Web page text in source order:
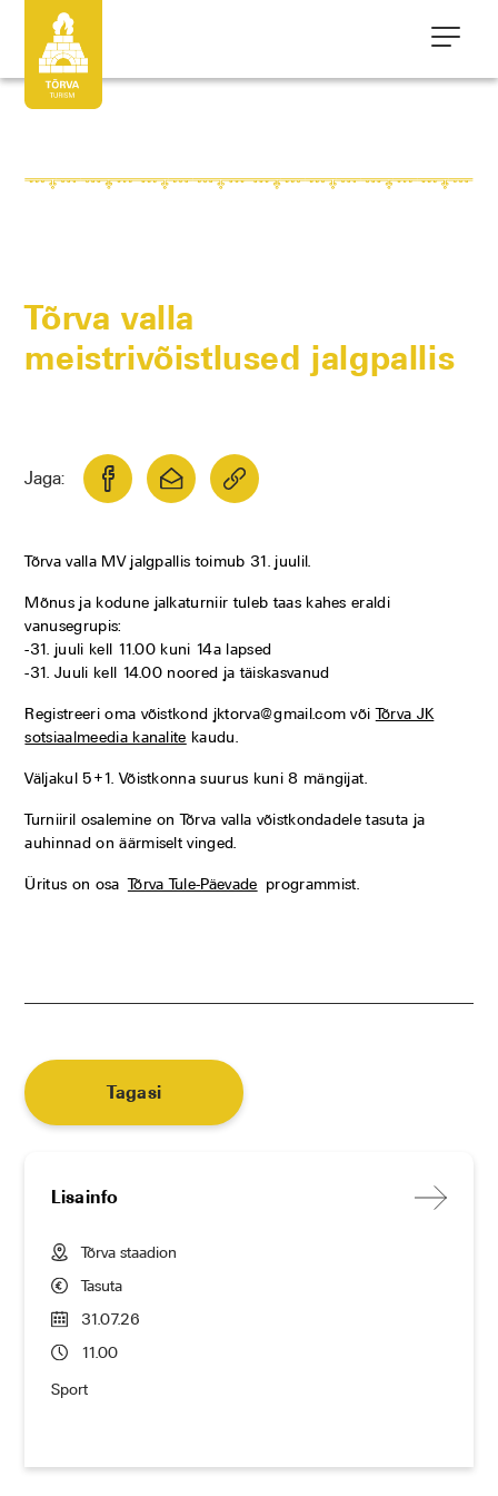
Lisainfo
Tõrva staadion
Tasuta
31.07.26
11.00
Sport
Tõrva valla
meistrivõistlused jalgpallis
Jaga:
Tõrva valla MV jalgpallis toimub 31. juulil.
Mõnus ja kodune jalkaturniir tuleb taas kahes eraldi
vanusegrupis:
-31. juuli kell 11.00 kuni 14a lapsed
-31. Juuli kell 14.00 noored ja täiskasvanud
Registreeri oma võistkond jktorva@gmail.com võiTõrva JK
sotsiaalmeedia kanalite kaudu.
Väljakul 5+1. Võistkonna suurus kuni 8 mängijat.
Turniiril osalemine on Tõrva valla võistkondadele tasuta ja
auhinnad on äärmiselt vinged.
Üritus on osaTõrva Tule-Päevade programmist.
Tagasi